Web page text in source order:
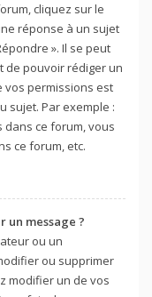
cliquez sur le
réponse à un sujet
». Il se peut
de pouvoir rédiger un
vos permissions est
sujet. Par exemple :
ce forum, vous
ce forum, etc.
un message ?
ou un
ou supprimer
modifier un de vos